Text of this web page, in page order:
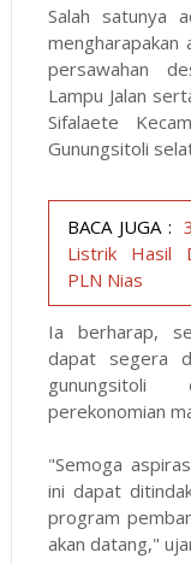
Salah satunya
mengharapakan
persawahan
Lampu Jalan
Sifalaete
Gunungsitoli
BACA JUGA :
Listrik Hasil
PLN Nias
Ia berharap,
dapat segera
gunungsitoli
perekonomian
"Semoga
ini dapat
program
akan datang,"